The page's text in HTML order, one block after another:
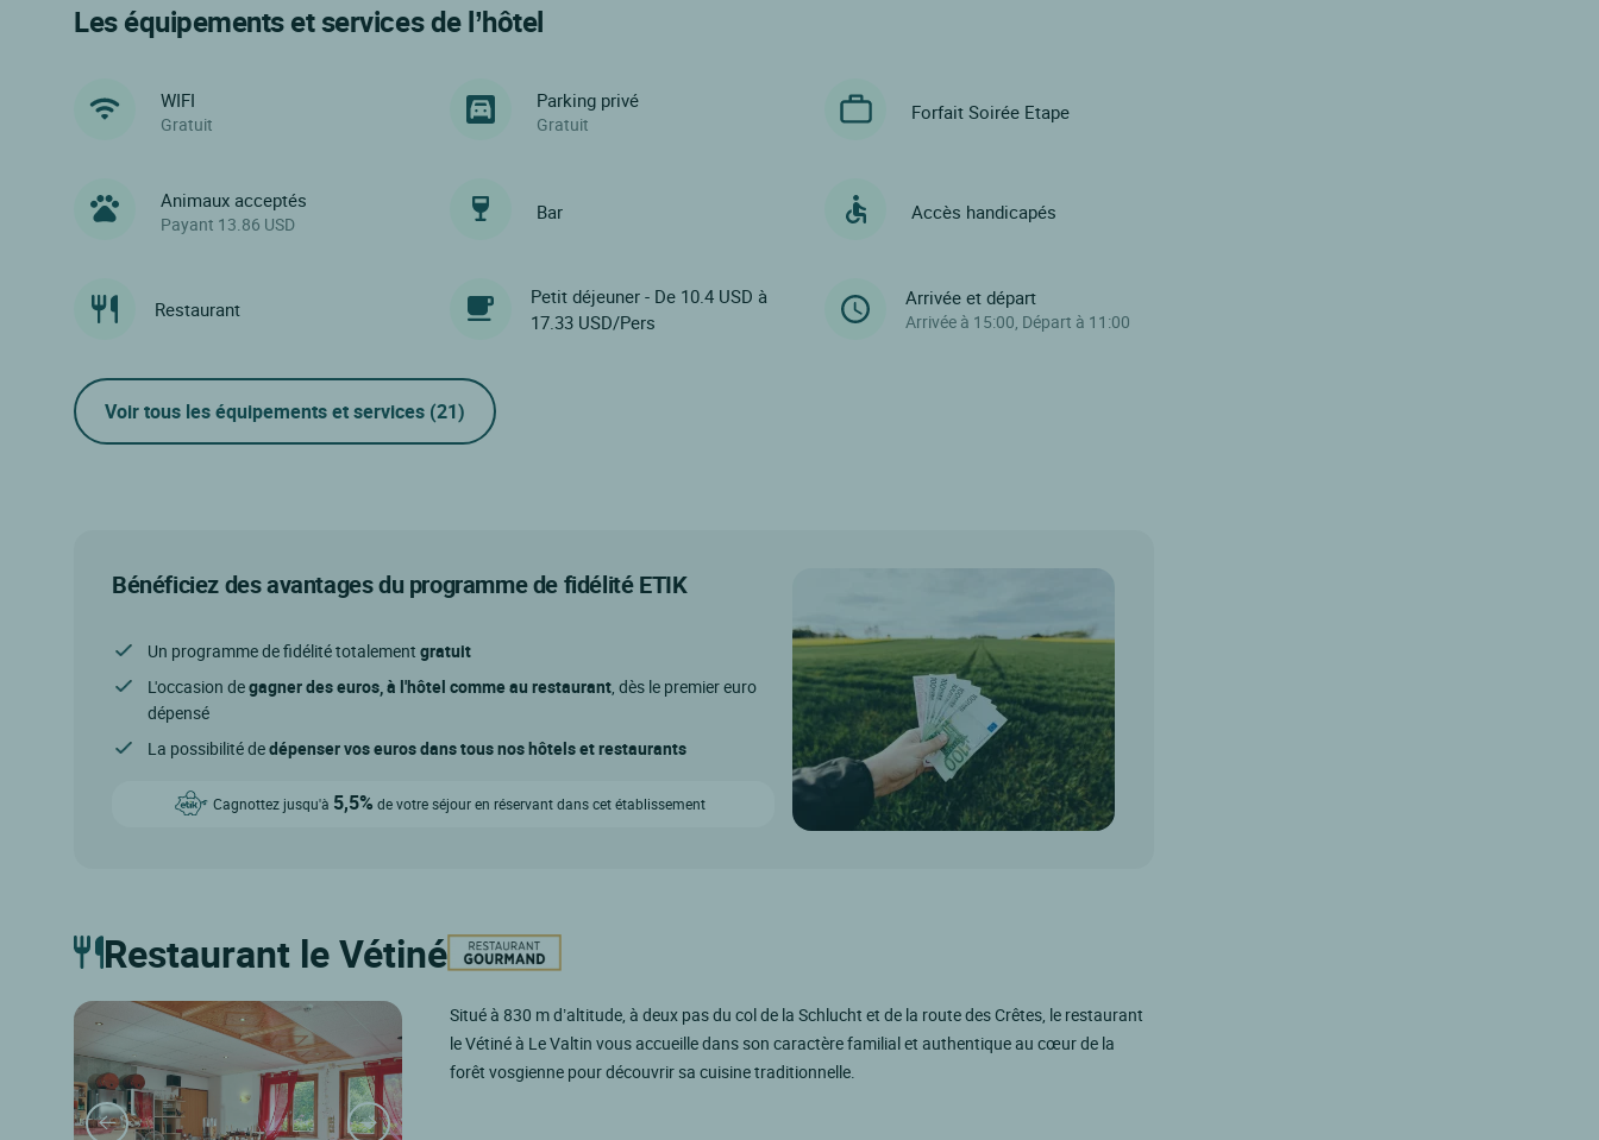
Les équipements et services de l’hôtel
WIFI
Gratuit
Parking privé
Gratuit
Forfait Soirée Etape
Animaux acceptés
Payant 13.86 USD
Bar Accès handicapés
Restaurant
Petit déjeuner - De 10.4 USD à
17.33 USD/Pers
Arrivée et départ
Arrivée à 15:00, Départ à 11:00
Voir tous les équipements et services (21)
Bénéficiez des avantages du programme de fidélité ETIK
Un programme de fidélité totalement gratuit
L'occasion degagner des euros, à l'hôtel comme au restaurant , dès le premier euro
dépensé
La possibilité dedépenser vos euros dans tous nos hôtels et restaurants
Cagnottez jusqu'à 5,5% de votre séjour en réservant dans cet établissement
Restaurant le Vétiné
Situé à 830 m d’altitude, à deux pas du col de la Schlucht et de la route des Crêtes, le restaurant
le Vétiné à Le Valtin vous accueille dans son caractère familial et authentique au cœur de la
forêt vosgienne pour découvrir sa cuisine traditionnelle.